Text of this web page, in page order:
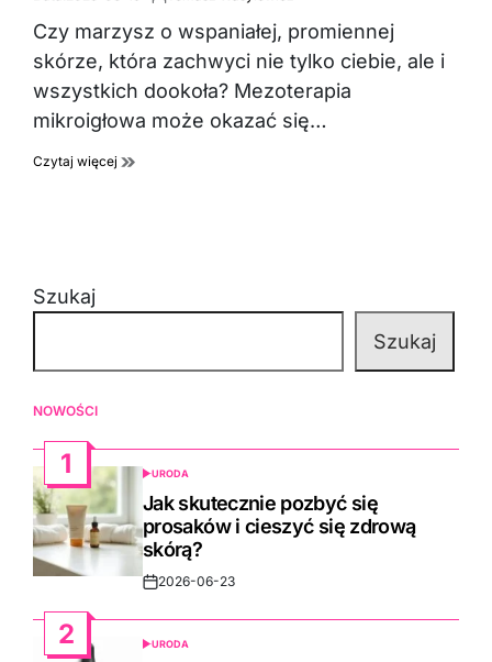
Autor:
Czy marzysz o wspaniałej, promiennej
skórze, która zachwyci nie tylko ciebie, ale i
wszystkich dookoła? Mezoterapia
mikroigłowa może okazać się…
Czytaj więcej
Szukaj
Szukaj
NOWOŚCI
1
POSTED
IN
URODA
Jak skutecznie pozbyć się
prosaków i cieszyć się zdrową
skórą?
Post2026-06-23
2
POSTED
URODA